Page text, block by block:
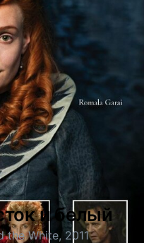
и белый
the White, 2011